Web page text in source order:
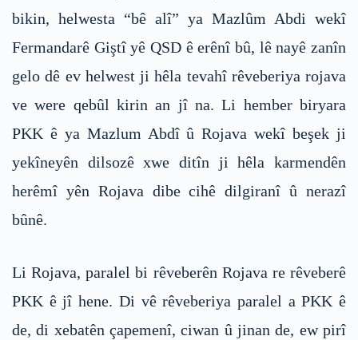
bikin, helwesta “bê alî” ya Mazlûm Abdi wekî
Fermandarê Giştî yê QSD ê erênî bû, lê nayê zanîn
gelo dê ev helwest ji hêla tevahî rêveberiya rojava
ve were qebûl kirin an jî na. Li hember biryara
PKK ê ya Mazlum Abdî û Rojava wekî beşek ji
yekîneyên dilsozê xwe ditîn ji hêla karmendên
herêmî yên Rojava dibe cihê dilgiranî û nerazî
bûnê.
Li Rojava, paralel bi rêveberên Rojava re rêveberê
PKK ê jî hene. Di vê rêveberiya paralel a PKK ê
de, di xebatên çapemenî, ciwan û jinan de, ew pirî